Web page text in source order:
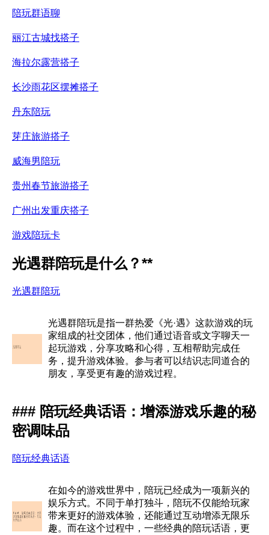
陪玩群语聊
丽江古城找搭子
海拉尔露营搭子
长沙雨花区摆摊搭子
丹东陪玩
芽庄旅游搭子
威海男陪玩
贵州春节旅游搭子
广州出发重庆搭子
游戏陪玩卡
光遇群陪玩是什么？**
光遇群陪玩
光遇群陪玩是指一群热爱《光·遇》这款游戏的玩
家组成的社交团体，他们通过语音或文字聊天一
起玩游戏，分享攻略和心得，互相帮助完成任
务，提升游戏体验。参与者可以结识志同道合的
朋友，享受更有趣的游戏过程。
### 陪玩经典话语：增添游戏乐趣的秘
密调味品
陪玩经典话语
在如今的游戏世界中，陪玩已经成为一项新兴的
娱乐方式。不同于单打独斗，陪玩不仅能给玩家
带来更好的游戏体验，还能通过互动增添无限乐
趣。而在这个过程中，一些经典的陪玩话语，更